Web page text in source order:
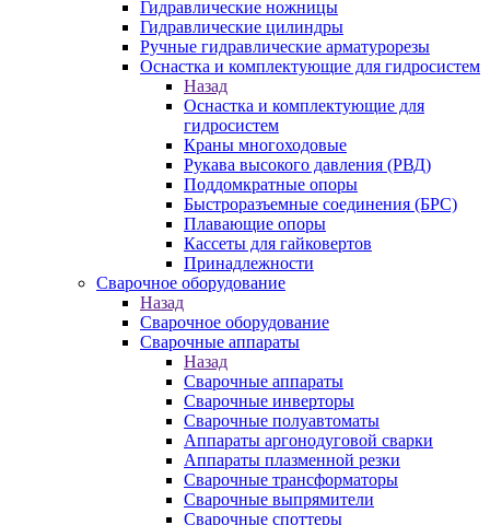
Гидравлические ножницы
Гидравлические цилиндры
Ручные гидравлические арматурорезы
Оснастка и комплектующие для гидросистем
Назад
Оснастка и комплектующие для
гидросистем
Краны многоходовые
Рукава высокого давления (РВД)
Поддомкратные опоры
Быстроразъемные соединения (БРС)
Плавающие опоры
Кассеты для гайковертов
Принадлежности
Сварочное оборудование
Назад
Сварочное оборудование
Сварочные аппараты
Назад
Сварочные аппараты
Сварочные инверторы
Сварочные полуавтоматы
Аппараты аргонодуговой сварки
Аппараты плазменной резки
Сварочные трансформаторы
Сварочные выпрямители
Сварочные споттеры